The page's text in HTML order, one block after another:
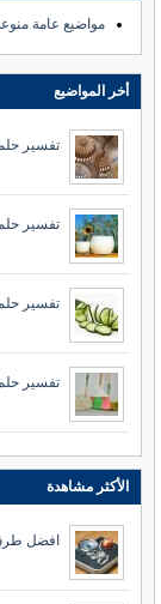
مواضيع عامة
أخر المواضيع
تفسير
تفسير
تفسير حلم
تفسير حلم
الأكثر مشاهدة
افضل